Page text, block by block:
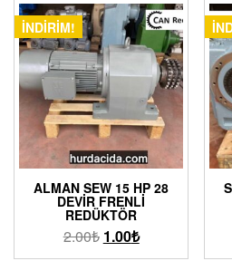
İNDIRIM!
ALMAN SEW 15 HP 28
DEVIR FRENLI
REDÜKTÖR
2.00₺ 1.00₺